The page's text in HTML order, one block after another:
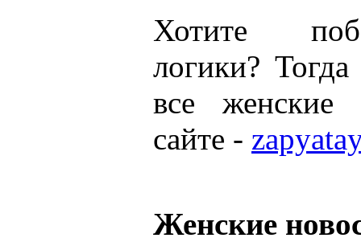
Хотите
логики?
все
сайте -
Женские